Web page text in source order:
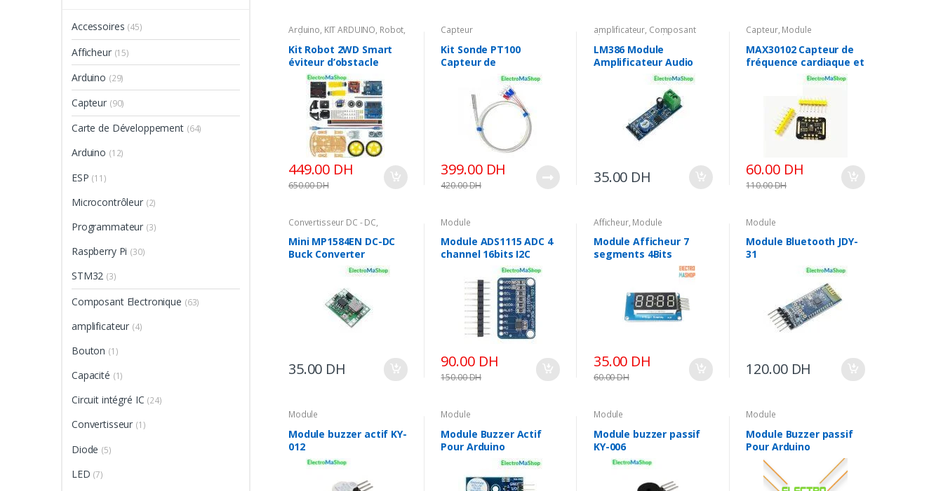
Arduino, KIT ARDUINO, Robot,
Robot & KIT
Kit Robot 2WD Smart
éviteur d’obstacle
449.00 DH
650.00DH
Capteur
Kit Sonde PT100
Capteur de
température avec
Amplificateur
MAX31865
399.00 DH
420.00DH
amplificateur, Composant
Electronique , Module
LM386 Module
Amplificateur Audio
35.00 DH
Capteur, Module
MAX30102 Capteur de
fréquence cardiaque et
60.00 DH
110.00DH
Convertisseur DC - DC,
Mini MP1584EN DC-DC
Buck Converter
Adjustable Power
Supply Module
35.00 DH
Module
Module ADS1115 ADC 4
channel 16bits I2C
90.00 DH
150.00DH
Afficheur, Module
Module Afficheur 7
segments 4Bits
TM1637 Pour Arduino
35.00 DH
60.00DH
Module
Module Bluetooth JDY-
31
120.00 DH
Module
Module buzzer actif KY-
012
Module
Module Buzzer Actif
Pour Arduino
Module
Module buzzer passif
KY-006
Module
Module Buzzer passif
Pour Arduino
Accessoires (45)
Afficheur (15)
Arduino (29)
Capteur (90)
Carte de Développement (64)
Arduino (12)
ESP (11)
Microcontrôleur (2)
Programmateur (3)
Raspberry Pi (30)
STM32 (3)
Composant Electronique (63)
amplificateur (4)
Bouton (1)
Capacité (1)
Circuit intégré IC (24)
Convertisseur (1)
Diode (5)
LED (7)